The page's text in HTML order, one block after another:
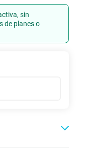
sin
de planes o